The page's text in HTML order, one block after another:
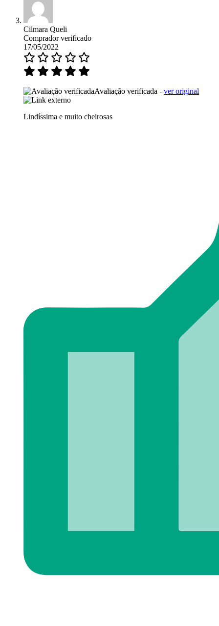
Cilmara Queli
Comprador verificado
17/05/2022
Avaliação verificada - ver original
Lindíssima e muito cheirosas